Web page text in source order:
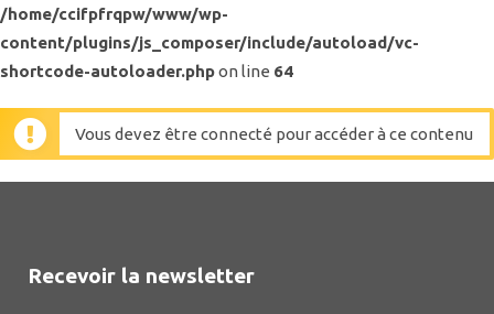
/home/ccifpfrqpw/www/wp-
content/plugins/js_composer/include/autoload/vc-
shortcode-autoloader.phpon line 64
Vous devez être connecté pour accéder à ce contenu
Recevoir la newsletter